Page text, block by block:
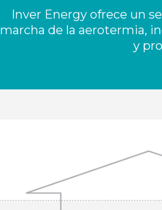
Inver Energy ofrece un
marcha de la aerotermia,
y